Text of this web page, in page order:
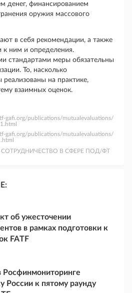
денег, финансированием
оружия массового
в себя рекомендации, а также
к ним и определения.
стандартами меры обязательны
То, насколько
на практике,
взаимных оценок.
gafi.org/publications/mutualevaluations/
gafi.org/publications/mutualevaluations/
В СФЕРЕ ПОД/ФТ
об ужесточении
в рамках подготовки к
FATF
России к пятому раунду